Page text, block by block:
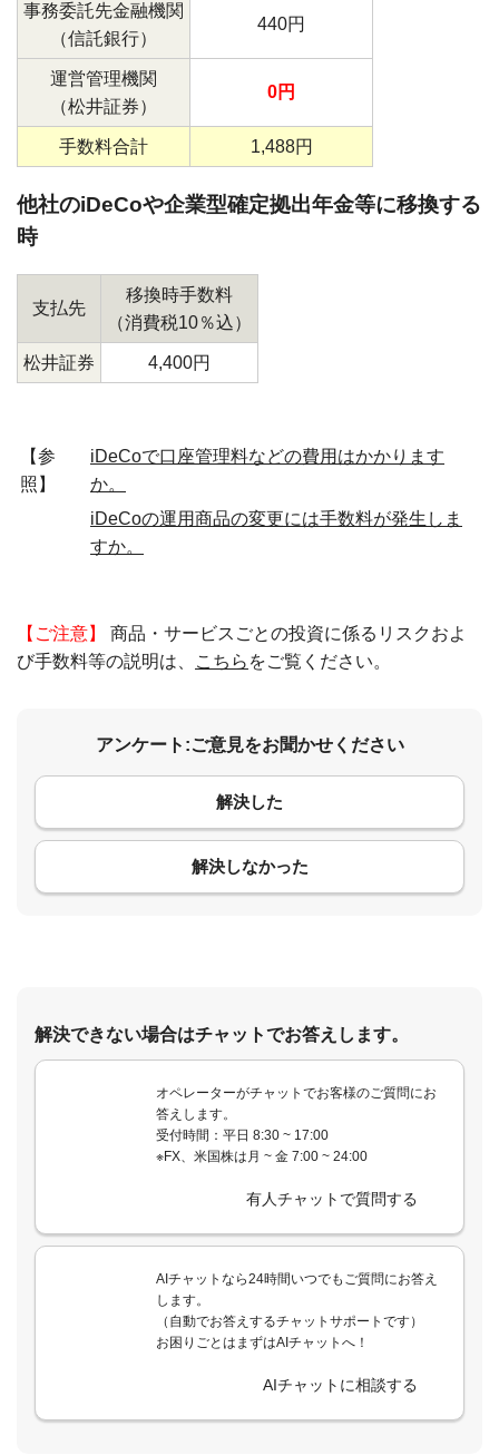
事務委託先金融機関
（信託銀行）
440円
運営管理機関
（松井証券）
0円
手数料合計 1,488円
他社のiDeCoや企業型確定拠出年金等に移換する
時
支払先
移換時手数料
（消費税10％込）
松井証券 4,400円
【参
照】
iDeCoで口座管理料などの費用はかかります
か。
iDeCoの運用商品の変更には手数料が発生しま
すか。
【ご注意】
商品・サービスごとの投資に係るリスクおよ
び手数料等の説明は、
こちら をご覧ください。
アンケート:ご意見をお聞かせください
解決した
解決しなかった
コメント
解決できない場合はチャットでお答えします。
オペレーターがチャットでお客様のご質問にお
答えします。
受付時間：平日 8:30 ~ 17:00
※FX、米国株は月 ~ 金 7:00 ~ 24:00
有人チャットで質問する
AIチャットなら24時間いつでもご質問にお答え
します。
（自動でお答えするチャットサポートです）
お困りごとはまずはAIチャットへ！
AIチャットに相談する